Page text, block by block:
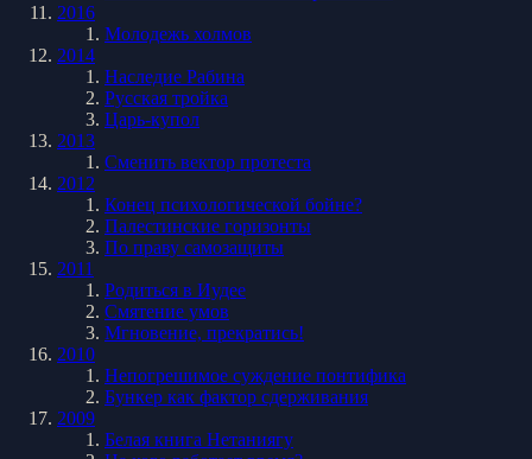
2016
Молодежь холмов
2014
Наследие Рабина
Русская тройка
Царь-купол
2013
Сменить вектор протеста
2012
Конец психологической бойне?
Палестинские горизонты
По праву самозащиты
2011
Родиться в Иудее
Смятение умов
Мгновение, прекратись!
2010
Непогрешимое суждение понтифика
Бункер как фактор сдерживания
2009
Белая книга Нетаниягу